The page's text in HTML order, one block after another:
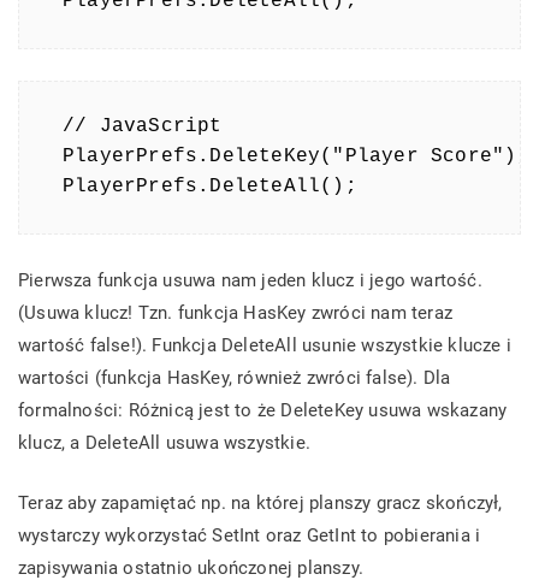
// JavaScript
PlayerPrefs.DeleteKey("Player Score");
PlayerPrefs.DeleteAll();
Pierwsza funkcja usuwa nam jeden klucz i jego wartość.
(Usuwa klucz! Tzn. funkcja HasKey zwróci nam teraz
wartość false!). Funkcja DeleteAll usunie wszystkie klucze i
wartości (funkcja HasKey, również zwróci false). Dla
formalności: Różnicą jest to że DeleteKey usuwa wskazany
klucz, a DeleteAll usuwa wszystkie.
Teraz aby zapamiętać np. na której planszy gracz skończył,
wystarczy wykorzystać SetInt oraz GetInt to pobierania i
zapisywania ostatnio ukończonej planszy.